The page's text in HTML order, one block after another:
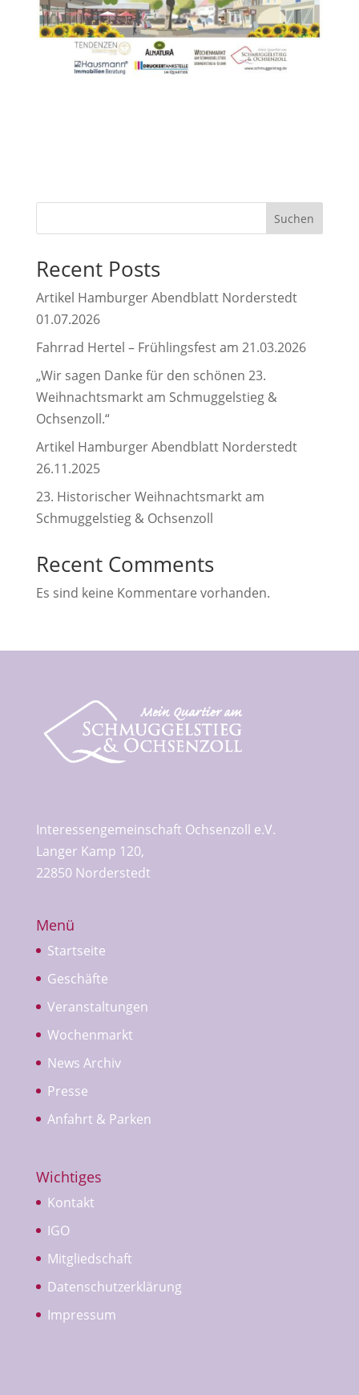
Suchen
Recent Posts
Artikel Hamburger Abendblatt Norderstedt
01.07.2026
Fahrrad Hertel – Frühlingsfest am 21.03.2026
„Wir sagen Danke für den schönen 23.
Weihnachtsmarkt am Schmuggelstieg &
Ochsenzoll.“
Artikel Hamburger Abendblatt Norderstedt
26.11.2025
23. Historischer Weihnachtsmarkt am
Schmuggelstieg & Ochsenzoll
Recent Comments
Es sind keine Kommentare vorhanden.
Interessengemeinschaft Ochsenzoll e.V.
Langer Kamp 120,
22850 Norderstedt
Menü
Startseite
Geschäfte
Veranstaltungen
Wochenmarkt
News Archiv
Presse
Anfahrt & Parken
Wichtiges
Kontakt
IGO
Mitgliedschaft
Datenschutzerklärung
Impressum